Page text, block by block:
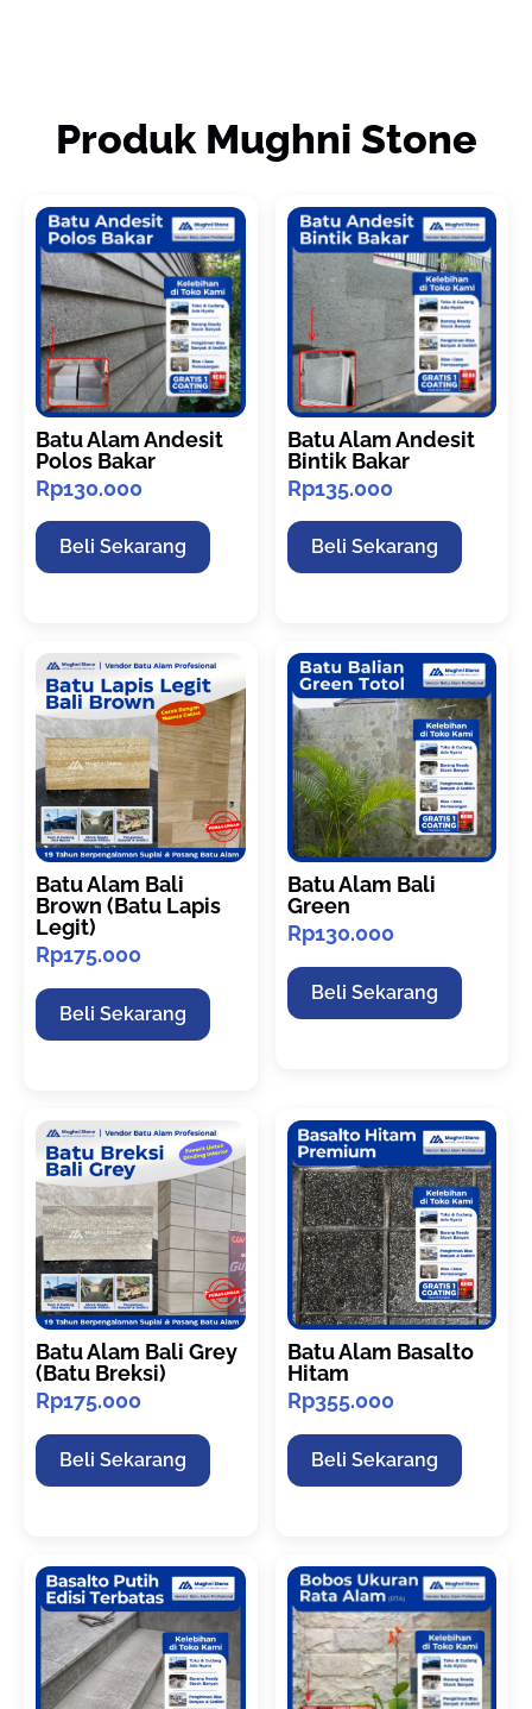
Produk Mughni Stone
Batu Alam Andesit
Polos Bakar
Rp130.000
Beli Sekarang
Batu Alam Andesit
Bintik Bakar
Rp135.000
Beli Sekarang
Batu Alam Bali
Brown (Batu Lapis
Legit)
Rp175.000
Beli Sekarang
Batu Alam Bali
Green
Rp130.000
Beli Sekarang
Batu Alam Bali Grey
(Batu Breksi)
Rp175.000
Beli Sekarang
Batu Alam Basalto
Hitam
Rp355.000
Beli Sekarang